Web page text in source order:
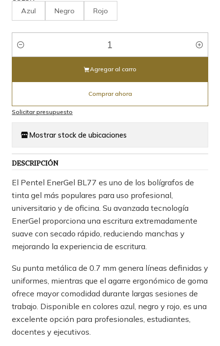
Azul Negro Rojo
Cantidad
Agregar al carro
Comprar ahora
Solicitar presupuesto
Mostrar stock de ubicaciones
DESCRIPCIÓN
El Pentel EnerGel BL77 es uno de los bolígrafos de
tinta gel más populares para uso profesional,
universitario y de oficina. Su avanzada tecnología
EnerGel proporciona una escritura extremadamente
suave con secado rápido, reduciendo manchas y
mejorando la experiencia de escritura.
Su punta metálica de 0.7 mm genera líneas definidas y
uniformes, mientras que el agarre ergonómico de goma
ofrece mayor comodidad durante largas sesiones de
trabajo. Disponible en colores azul, negro y rojo, es una
excelente opción para profesionales, estudiantes,
docentes y ejecutivos.